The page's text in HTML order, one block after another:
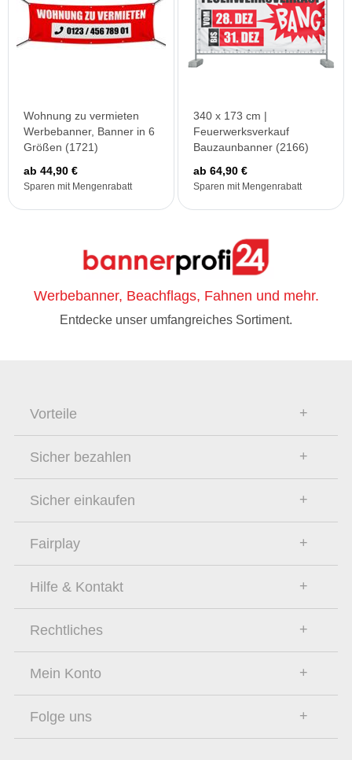
Wohnung zu vermieten
Werbebanner, Banner in 6
Größen (1721)
ab 44,90 €
Sparen mit Mengenrabatt
340 x 173 cm |
Feuerwerksverkauf
Bauzaunbanner (2166)
ab 64,90 €
Sparen mit Mengenrabatt
Werbebanner, Beachflags, Fahnen und mehr.
Entdecke unser umfangreiches Sortiment.
Vorteile
Sicher bezahlen
Sicher einkaufen
Fairplay
Hilfe & Kontakt
Rechtliches
Mein Konto
Folge uns